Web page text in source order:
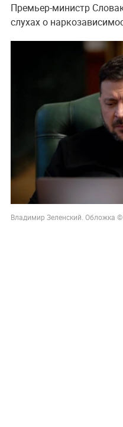
Премьер-министр
слухах о
Владимир Зеленский. Обложка